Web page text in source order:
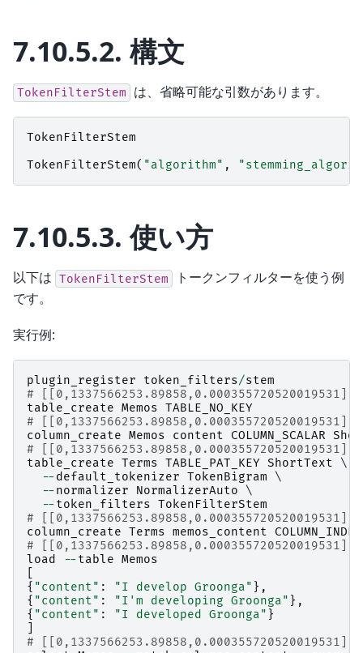
7.10.5.2. 構文
TokenFilterStem は、省略可能な引数があります。
TokenFilterStem
TokenFilterStem( "algorithm" ,
7.10.5.3.使い方
以下は TokenFilterStem
トークンフィルターを使う例
です。
実行例:
plugin_register token_filters/stem
#
table_create Memos TABLE_NO_KEY
#
column_create Memos content COLUMN_SCALAR
#
table_create Terms TABLE_PAT_KEY ShortText \
-- default_tokenizer TokenBigram \
-- normalizer NormalizerAuto \
-- token_filters TokenFilterStem
#
column_create Terms memos_content COLUMN_INDEX
#
load
-- table Memos
{ "content" : "I develop Groonga" },
{ "content" : "I'm developing Groonga" },
{ "content" : "I developed Groonga" }
#